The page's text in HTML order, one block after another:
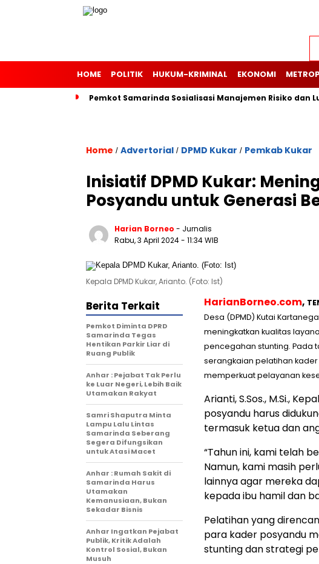
HOME POLITIK HUKUM-KRIMINAL EKONOMI
Pemkot Samarinda Sosialisasi Manajemen Risiko dan
Home / Advertorial / DPMD Kukar / Pemkab Kukar
Inisiatif DPMD Kukar:
Posyandu untuk Generasi
Harian Borneo - Jurnalis
Rabu, 3 April 2024- 11:34 WIB
Kepala DPMD Kukar, Arianto. (Foto: Ist)
HarianBorneo.com,
Desa (DPMD) Kutai
meningkatkan kualitas
pencegahan stunting. Pada
serangkaian pelatihan
memperkuat pelayanan
Arianti, S.Sos., M.Si.,
posyandu harus
termasuk ketua dan
“Tahun ini, kami telah
Namun, kami masih
lainnya agar mereka
kepada ibu hamil dan
Pelatihan yang
para kader posyandu
stunting dan strategi
Berita Terkait
Pemkot Diminta DPRD
Samarinda Tegas
Hentikan Parkir Liar di
Ruang Publik
Anhar : Pejabat Tak Perlu
ke Luar Negeri, Lebih Baik
Utamakan Rakyat
Samri Shaputra Minta
Lampu Lalu Lintas
Samarinda Seberang
Segera Difungsikan
untuk Atasi Macet
Anhar : Rumah Sakit di
Samarinda Harus
Utamakan
Kemanusiaan, Bukan
Sekadar Bisnis
Anhar Ingatkan Pejabat
Publik, Kritik Adalah
Kontrol Sosial, Bukan
Musuh